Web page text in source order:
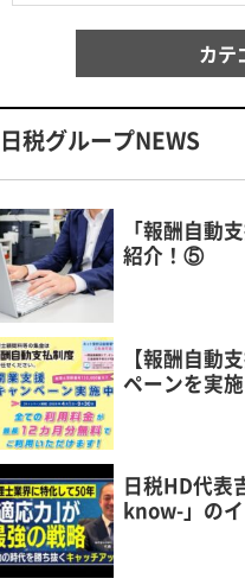
カテ
日税グループNEWS
「報酬自動
紹介！⑤
【報酬自動
ペーンを実
日税HD代表
know-」の